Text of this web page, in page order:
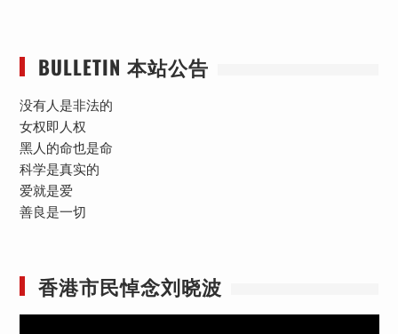
BULLETIN 本站公告
没有人是非法的
女权即人权
黑人的命也是命
科学是真实的
爱就是爱
善良是一切
香港市民悼念刘晓波